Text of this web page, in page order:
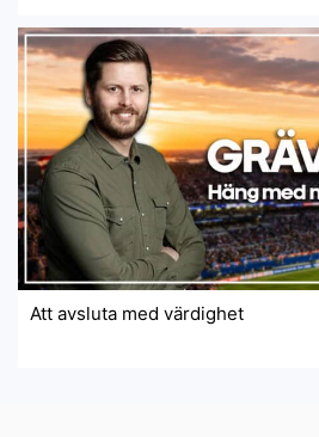
Att avsluta med värdighet